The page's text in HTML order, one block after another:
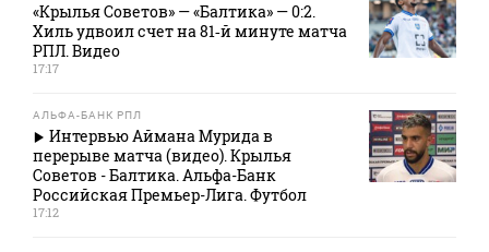
«Крылья Советов» — «Балтика» — 0:2.
Хиль удвоил счет на 81‑й минуте матча
РПЛ. Видео
17:17
АЛЬФА-БАНК РПЛ
Интервью Аймана Мурида в
перерыве матча (видео). Крылья
Советов - Балтика. Альфа-Банк
Российская Премьер-Лига. Футбол
17:12